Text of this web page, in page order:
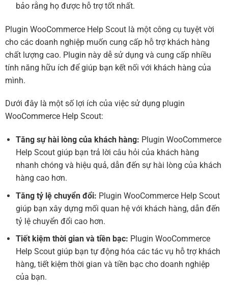
bảo rằng họ được hỗ trợ tốt nhất.
Plugin WooCommerce Help Scout là một công cụ tuyệt vời
cho các doanh nghiệp muốn cung cấp hỗ trợ khách hàng
chất lượng cao. Plugin này dễ sử dụng và cung cấp nhiều
tính năng hữu ích để giúp bạn kết nối với khách hàng của
mình.
Dưới đây là một số lợi ích của việc sử dụng plugin
WooCommerce Help Scout:
Tăng sự hài lòng của khách hàng: Plugin WooCommerce
Help Scout giúp bạn trả lời câu hỏi của khách hàng
nhanh chóng và hiệu quả, dẫn đến sự hài lòng của khách
hàng cao hơn.
Tăng tỷ lệ chuyển đổi: Plugin WooCommerce Help Scout
giúp bạn xây dựng mối quan hệ với khách hàng, dẫn đến
tỷ lệ chuyển đổi cao hơn.
Tiết kiệm thời gian và tiền bạc: Plugin WooCommerce
Help Scout giúp bạn tự động hóa các tác vụ hỗ trợ khách
hàng, tiết kiệm thời gian và tiền bạc cho doanh nghiệp
của bạn.